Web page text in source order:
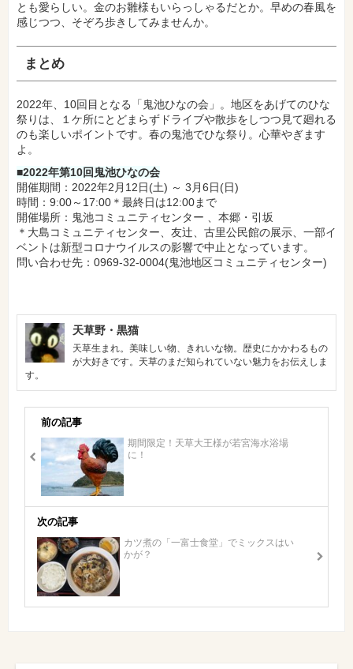
とも愛らしい。金のお雛様もいらっしゃるだとか。早めの春風を
感じつつ、そぞろ歩きしてみませんか。
まとめ
2022年、10回目となる「鬼池ひなの会」。地区をあげてのひな
祭りは、１ケ所にとどまらずドライブや散歩をしつつ見て廻れる
のも楽しいポイントです。春の鬼池でひな祭り。心華やぎます
よ。
■2022年第10回鬼池ひなの会
開催期間：2022年2月12日(土) ～ 3月6日(日)
時間：9:00～17:00＊最終日は12:00まで
開催場所：鬼池コミュニティセンター 、本郷・引坂
＊大島コミュニティセンター、友辻、古里公民館の展示、一部イ
ベントは新型コロナウイルスの影響で中止となっています。
問い合わせ先：0969-32-0004(鬼池地区コミュニティセンター)
天草野・黒猫
天草生まれ。美味しい物、きれいな物。歴史にかかわるもの
が大好きです。天草のまだ知られていない魅力をお伝えしま
す。
前の記事
期間限定！天草大王様が若宮海水浴場
に！
次の記事
カツ煮の「一富士食堂」でミックスはい
かが？